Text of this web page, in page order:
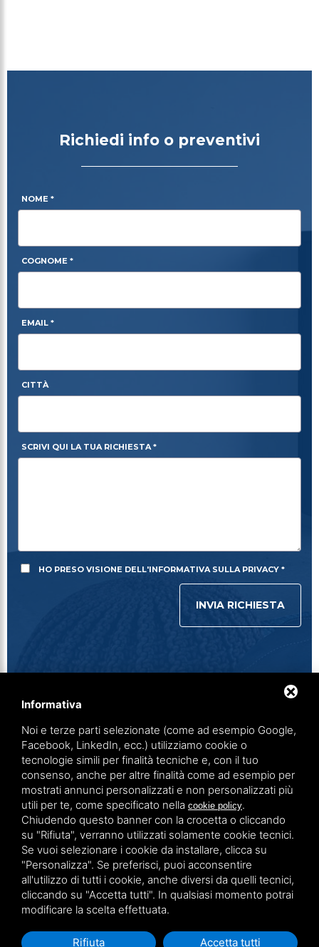
Richiedi info o preventivi
NOME *
COGNOME *
EMAIL *
CITTÀ
SCRIVI QUI LA TUA RICHIESTA *
HO PRESO VISIONE DELL'INFORMATIVA SULLA PRIVACY *
INVIA RICHIESTA
Vacchi snc
Via Iacobella, 3 (zona art.) 44123 Villanova (Fe)
P.IVA 01484750383
info@vacchisnc.it
PEC
vacchisncpec@mailsicura.info
0532 427512 / 13
Informativa
Noi e terze parti selezionate (come ad esempio Google,
Facebook, LinkedIn, ecc.) utilizziamo cookie o
tecnologie simili per finalità tecniche e, con il tuo
consenso, anche per altre finalità come ad esempio per
mostrati annunci personalizzati e non personalizzati più
utili per te, come specificato nella cookie policy.
Chiudendo questo banner con la crocetta o cliccando
su "Rifiuta", verranno utilizzati solamente cookie tecnici.
Se vuoi selezionare i cookie da installare, clicca su
"Personalizza". Se preferisci, puoi acconsentire
all'utilizzo di tutti i cookie, anche diversi da quelli tecnici,
cliccando su "Accetta tutti". In qualsiasi momento potrai
modificare la scelta effettuata.
Rifiuta Accetta tutti